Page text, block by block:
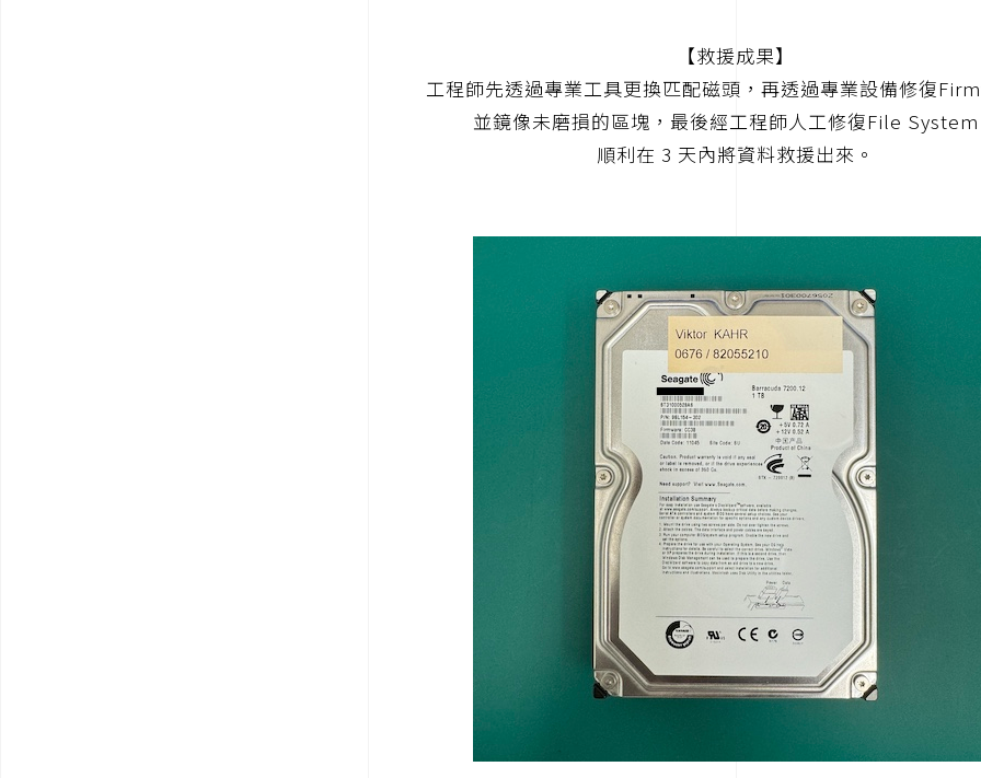
【救援成果】
工程師先透過專業工具更換匹配磁頭，再透過專業設備修復
並鏡像未磨損的區塊，最後經工程師人工修復File System
順利在 3 天內將資料救援出來。